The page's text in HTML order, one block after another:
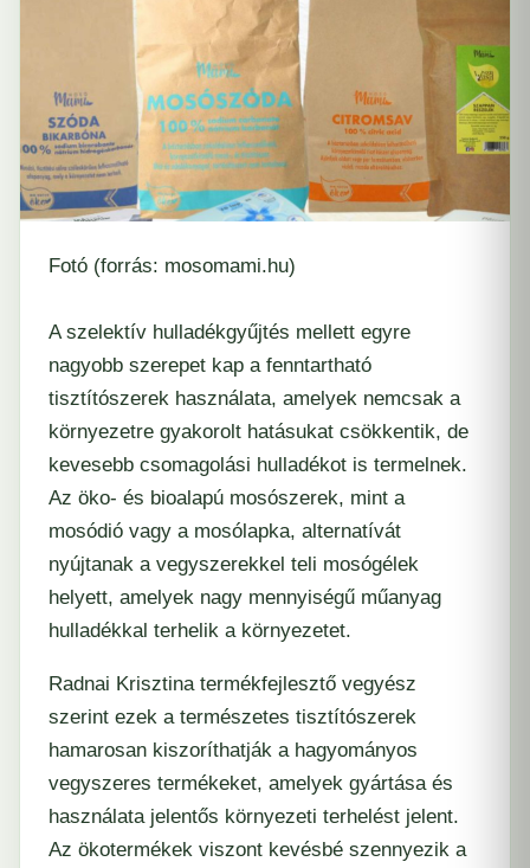
Fotó (forrás: mosomami.hu)
A szelektív hulladékgyűjtés mellett egyre
nagyobb szerepet kap a fenntartható
tisztítószerek használata, amelyek nemcsak a
környezetre gyakorolt hatásukat csökkentik, de
kevesebb csomagolási hulladékot is termelnek.
Az öko- és bioalapú mosószerek, mint a
mosódió vagy a mosólapka, alternatívát
nyújtanak a vegyszerekkel teli mosógélek
helyett, amelyek nagy mennyiségű műanyag
hulladékkal terhelik a környezetet.
Radnai Krisztina termékfejlesztő vegyész
szerint ezek a természetes tisztítószerek
hamarosan kiszoríthatják a hagyományos
vegyszeres termékeket, amelyek gyártása és
használata jelentős környezeti terhelést jelent.
Az ökotermékek viszont kevésbé szennyezik a